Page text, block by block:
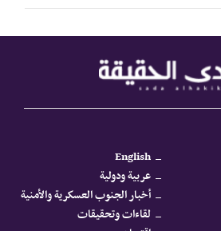
English
عربية ودولية
أخبار الجنوب العسكرية والأمنية
لقاءات وتحقيقات